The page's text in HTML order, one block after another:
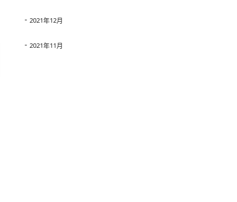
2021年12月
2021年11月